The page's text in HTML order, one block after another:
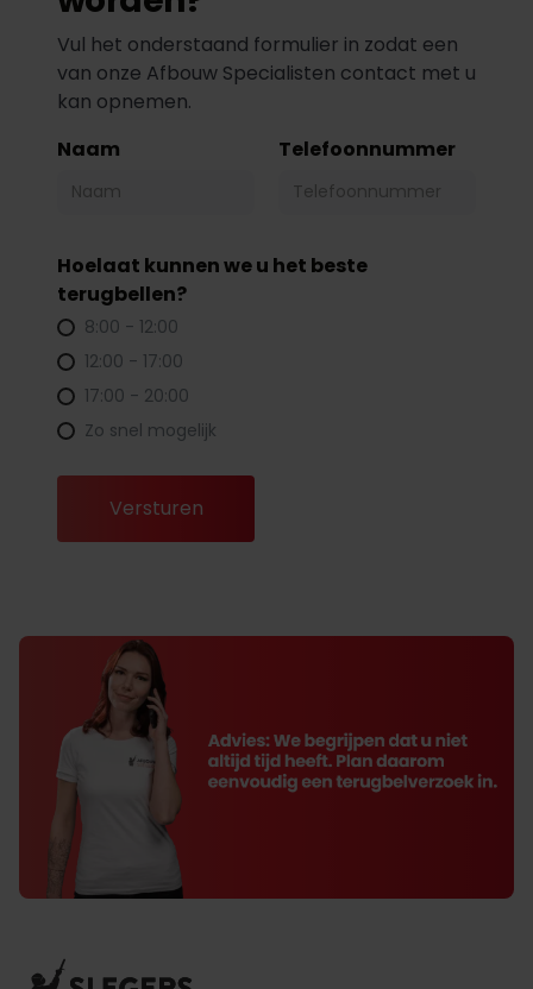
Vul het onderstaand formulier in zodat een
van onze Afbouw Specialisten contact met u
kan opnemen.
Naam
Telefoonnummer
Hoelaat kunnen we u het beste
terugbellen?
8:00 - 12:00
12:00 - 17:00
17:00 - 20:00
Zo snel mogelijk